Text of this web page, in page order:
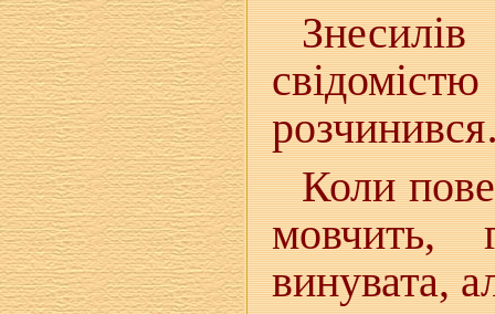
Коли
мовчить,
винувата,